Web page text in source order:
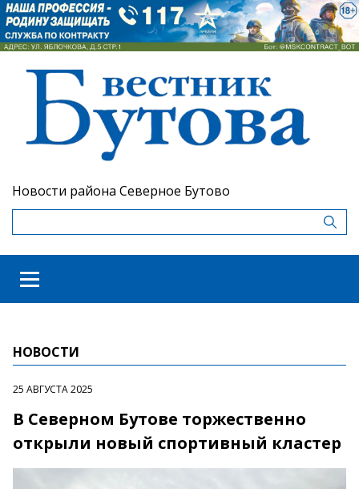
Новости района Северное Бутово
НОВОСТИ
25 АВГУСТА 2025
В Северном Бутове торжественно
открыли новый спортивный кластер